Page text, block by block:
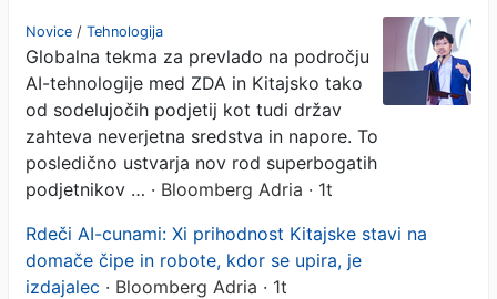
Xijevih 'piflarjev', ki služijo
milijarde
Novice / Tehnologija
Globalna tekma za prevlado na področju
AI-tehnologije med ZDA in Kitajsko tako
od sodelujočih podjetij kot tudi držav
zahteva neverjetna sredstva in napore. To
posledično ustvarja nov rod superbogatih
podjetnikov … · Bloomberg Adria · 1t
Rdeči AI-cunami: Xi prihodnost Kitajske stavi na
domače čipe in robote, kdor se upira, je
izdajalec · Bloomberg Adria · 1t